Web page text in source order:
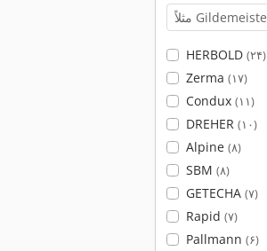
HERBOLD (۲۴)
Zerma (۱۷)
Condux (۱۱)
DREHER (۱۰)
Alpine (۸)
SBM (۸)
GETECHA (۷)
Rapid (۷)
Pallmann (۶)